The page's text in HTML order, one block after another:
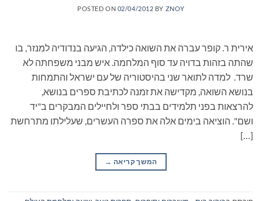
POSTED ON 02/04/2012 BY ZNOY
אירית ר. קופר עברה את השואה כילדה, הגיעה בנדודיה למנזר, בו
שהתה בזהות בדויה עד סוף המלחמה. איש מבני משפחתה לא
שרד. למדה לתואר שני בהיסטוריה של עם ישראל והתמחות
בנושא השואה, מקדישה את זמנה לכתיבת ספרים בנושא,
להרצאות בפני תלמידים בבתי ספר ולחיילים המבקרים ב"יד
ושם". הוציאה בימים אלה את ספרה העשרים, שעלילתו מתרחשת
[…]
המשך קריאה →